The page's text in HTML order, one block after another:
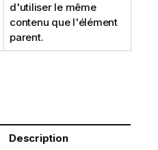
d'utiliser le même
contenu que l'élément
parent.
Description